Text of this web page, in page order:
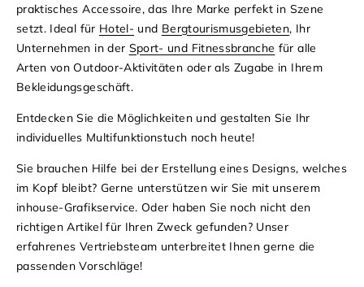
praktisches Accessoire, das Ihre Marke perfekt in Szene
setzt. Ideal für Hotel- und Bergtourismusgebieten, Ihr
Unternehmen in der Sport- und Fitnessbranche für alle
Arten von Outdoor-Aktivitäten oder als Zugabe in Ihrem
Bekleidungsgeschäft.
Entdecken Sie die Möglichkeiten und gestalten Sie Ihr
individuelles Multifunktionstuch noch heute!
Sie brauchen Hilfe bei der Erstellung eines Designs, welches
im Kopf bleibt? Gerne unterstützen wir Sie mit unserem
inhouse-Grafikservice. Oder haben Sie noch nicht den
richtigen Artikel für Ihren Zweck gefunden? Unser
erfahrenes Vertriebsteam unterbreitet Ihnen gerne die
passenden Vorschläge!